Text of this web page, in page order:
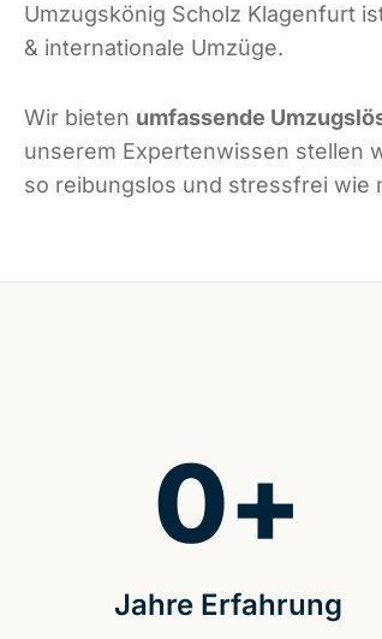
Umzugskönig Scholz Klagenfurt
& internationale Umzüge.
Wir bieten umfassende
unserem Expertenwissen stellen
so reibungslos und stressfrei wie
Jahre Erfahrung
0+